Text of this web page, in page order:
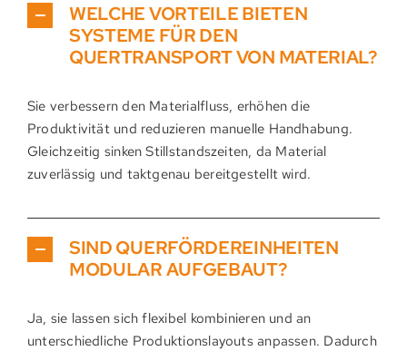
WELCHE VORTEILE BIETEN
SYSTEME FÜR DEN
QUERTRANSPORT VON MATERIAL?
Sie verbessern den Materialfluss, erhöhen die
Produktivität und reduzieren manuelle Handhabung.
Gleichzeitig sinken Stillstandszeiten, da Material
zuverlässig und taktgenau bereitgestellt wird.
SIND QUERFÖRDEREINHEITEN
MODULAR AUFGEBAUT?
Ja, sie lassen sich flexibel kombinieren und an
unterschiedliche Produktionslayouts anpassen. Dadurch